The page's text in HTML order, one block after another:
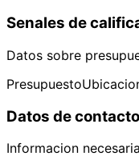
Senales de
Datos sobre
Presupuesto
Datos de contacto
Informacion